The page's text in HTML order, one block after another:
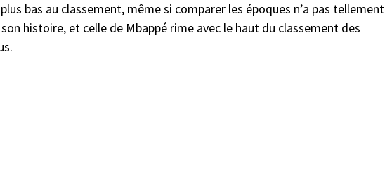
bas au classement, même si comparer les époques n’a pas tellement
histoire, et celle de Mbappé rime avec le haut du classement des